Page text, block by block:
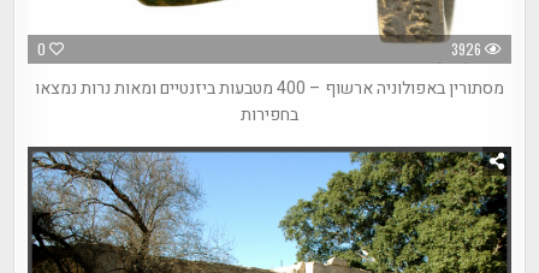
0 3926
מסתורין באפולוניה ארשוף – 400 מטבעות ביזנטיים ומאות נרות נמצאו
בחפירות